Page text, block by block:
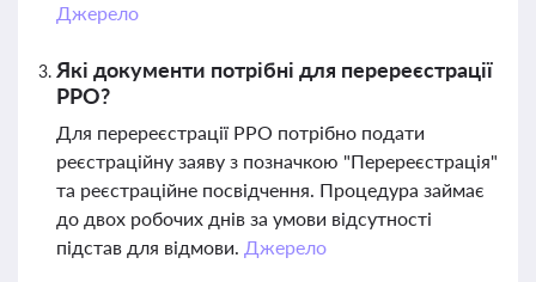
Джерело
Які документи потрібні для перереєстрації
РРО?
Для перереєстрації РРО потрібно подати
реєстраційну заяву з позначкою "Перереєстрація"
та реєстраційне посвідчення. Процедура займає
до двох робочих днів за умови відсутності
підстав для відмови. Джерело